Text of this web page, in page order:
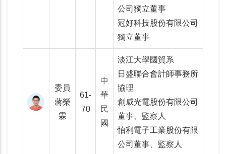
公司獨立董事
冠好科技股份有限公司
獨立董事
委員
蔣榮
霖
61-
70
中
華
民
國
淡江大學國貿系
日盛聯合會計師事務所
協理
創威光電股份有限公司
董事、監察人
怡利電子工業股份有限
公司董事、監察人